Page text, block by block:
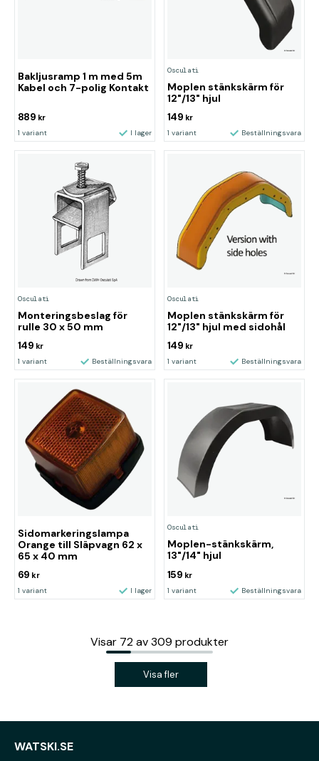
Bakljusramp 1 m med 5m
Kabel och 7-polig Kontakt
889 kr
1 variant I lager
Osculati
Moplen stänkskärm för
12"/13" hjul
149 kr
1 variant Beställningsvara
Osculati
Monteringsbeslag för
rulle 30 x 50 mm
149 kr
1 variant Beställningsvara
Osculati
Moplen stänkskärm för
12"/13" hjul med sidohål
149 kr
1 variant Beställningsvara
Sidomarkeringslampa
Orange till Släpvagn 62 x
65 x 40 mm
69 kr
1 variant I lager
Osculati
Moplen-stänkskärm,
13"/14" hjul
159 kr
1 variant Beställningsvara
Visar 72av309 produkter
Visa fler
WATSKI.SE